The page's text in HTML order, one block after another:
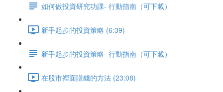
如何做投資研究功課- 行動指南（可下載）
新手起步的投資策略 (6:39)
新手起步的投資策略- 行動指南（可下載）
在股市裡面賺錢的方法 (23:08)